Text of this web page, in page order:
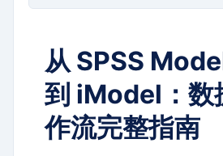
从 SPSS
到 iModel：数
作流完整指南